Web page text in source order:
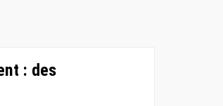
: des